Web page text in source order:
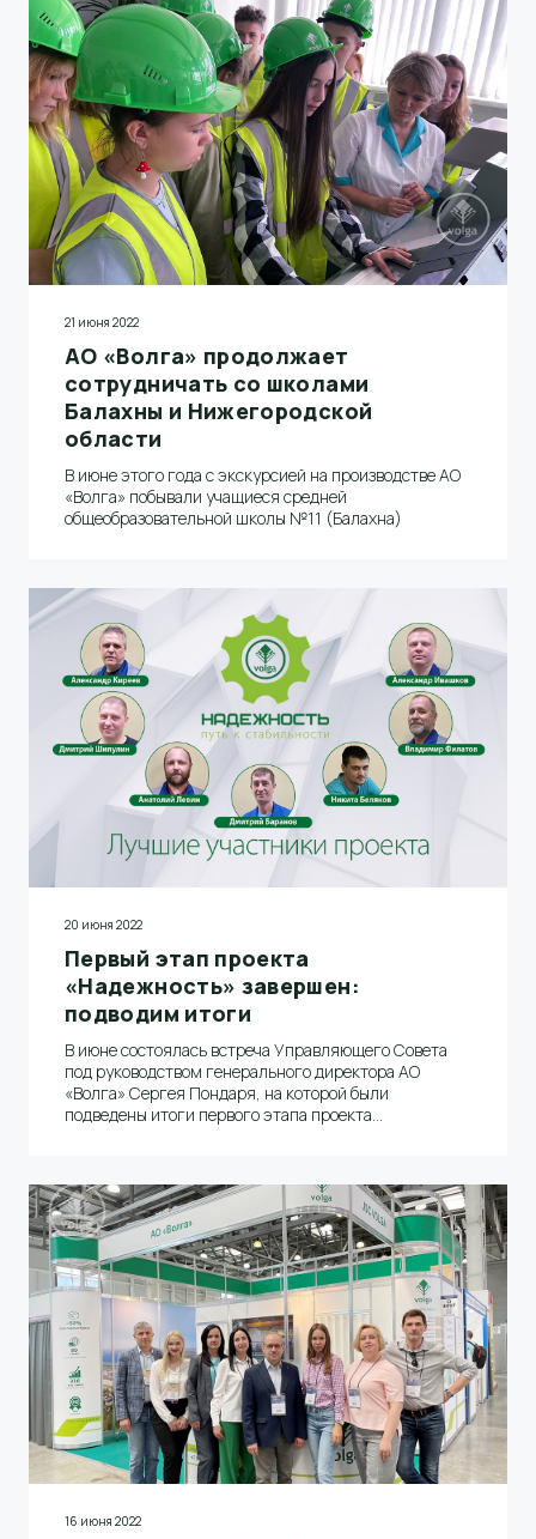
21 июня 2022
АО «Волга» продолжает
сотрудничать со школами
Балахны и Нижегородской
области
В июне этого года с экскурсией на производстве АО
«Волга» побывали учащиеся средней
общеобразовательной школы №11 (Балахна)
20 июня 2022
Первый этап проекта
«Надежность» завершен:
подводим итоги
В июне состоялась встреча Управляющего Совета
под руководством генерального директора АО
«Волга» Сергея Пондаря, на которой были
подведены итоги первого этапа проекта
16 июня 2022